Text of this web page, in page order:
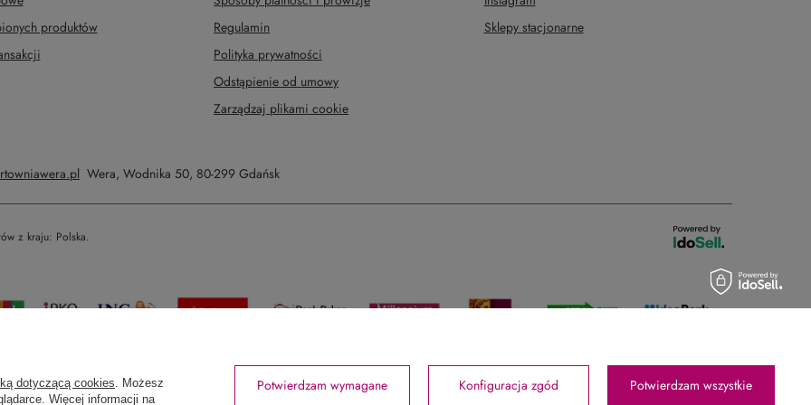
produktów
Regulamin
Polityka prywatności
Odstąpienie od umowy
Zarządzaj plikami cookie
Sklepy stacjonarne
Wera, Wodnika 50, 80-299 Gdańsk
z kraju: Polska.
dotyczącą cookies . Możesz
Więcej informacji na
Potwierdzam wymagane Konfiguracja zgód Potwierdzam wszystkie